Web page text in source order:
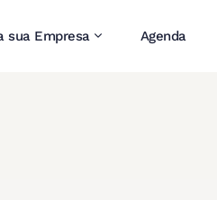
sua Empresa Agenda